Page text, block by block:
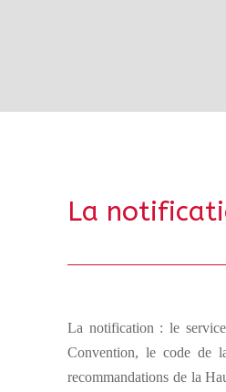
La
La notification : le
Convention, le code de
recommandations de la